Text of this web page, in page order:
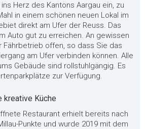
Herz des Kantons Aargau ein, zu
in einem schönen neuen Lokal im
direkt am Ufer der Reuss. Das
Auto gut zu erreichen. An gewissen
Fährbetrieb offen, so dass Sie das
am Ufer verbinden können. Alle
Gebäude sind rollstuhlgängig. Es
zur Verfügung.
kreative Küche
Restaurant erhielt bereits nach
Punkte und wurde 2019 mit dem